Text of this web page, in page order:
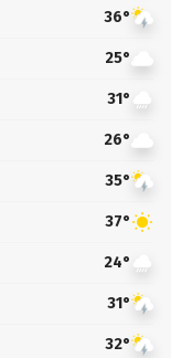
36°
25°
31°
26°
35°
37°
24°
31°
32°